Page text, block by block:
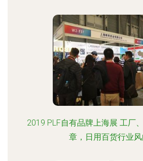
2019 PLF自有品牌上海展 工厂
章，日用百货行业